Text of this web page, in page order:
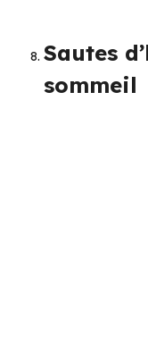
Sautes
sommeil